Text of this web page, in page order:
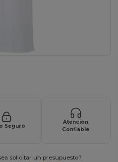
Seguro
Atención
Confiable
solicitar un presupuesto?